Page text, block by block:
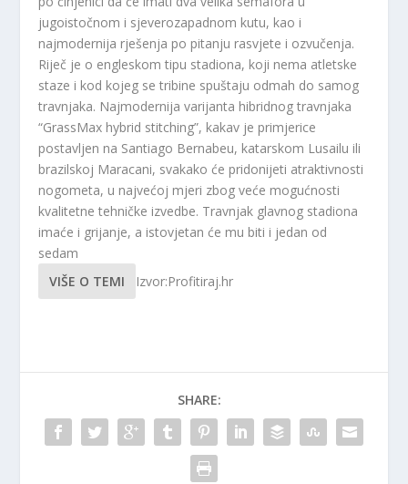
jugoistočnom i sjeverozapadnom kutu, kao i
najmodernija rješenja po pitanju rasvjete i ozvučenja.
Riječ je o engleskom tipu stadiona, koji nema atletske
staze i kod kojeg se tribine spuštaju odmah do samog
travnjaka. Najmodernija varijanta hibridnog travnjaka
“GrassMax hybrid stitching”, kakav je primjerice
postavljen na Santiago Bernabeu, katarskom Lusailu ili
brazilskoj Maracani, svakako će pridonijeti atraktivnosti
nogometa, u najvećoj mjeri zbog veće mogućnosti
kvalitetne tehničke izvedbe. Travnjak glavnog stadiona
imaće i grijanje, a istovjetan će mu biti i jedan od
sedam
VIŠE O TEMI
Izvor:Profitiraj.hr
SHARE: